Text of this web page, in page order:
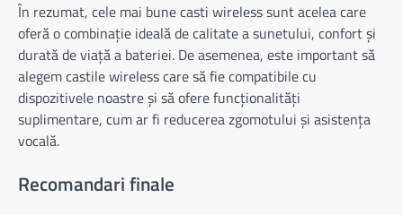
În rezumat, cele mai bune casti wireless sunt acelea care
oferă o combinație ideală de calitate a sunetului, confort și
durată de viață a bateriei. De asemenea, este important să
alegem castile wireless care să fie compatibile cu
dispozitivele noastre și să ofere funcționalități
suplimentare, cum ar fi reducerea zgomotului și asistența
vocală.
Recomandari finale